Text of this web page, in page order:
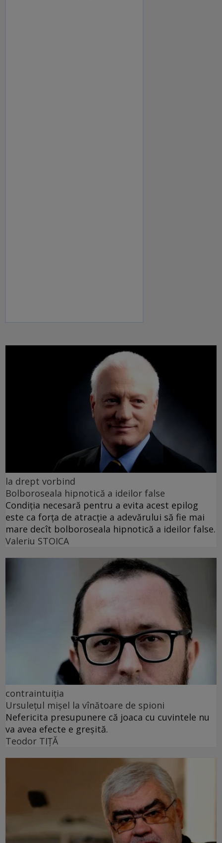
la drept vorbind
Bolboroseala hipnotică a ideilor false
Condiția necesară pentru a evita acest epilog
este ca forța de atracție a adevărului să fie mai
mare decît bolboroseala hipnotică a ideilor false.
Valeriu STOICA
contraintuiția
Ursulețul mișel la vînătoare de spioni
Nefericita presupunere că joaca cu cuvintele nu
va avea efecte e greșită.
Teodor TIŢĂ